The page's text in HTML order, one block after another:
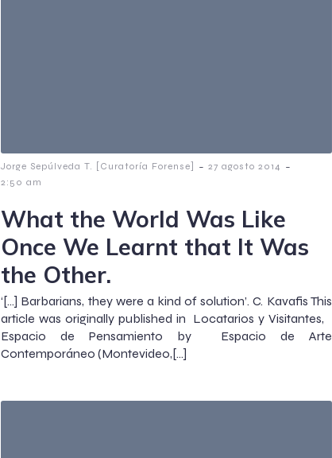
Jorge Sepúlveda T. [Curatoría Forense] - 27 agosto 2014 -
2:50 am
What the World Was Like
Once We Learnt that It Was
the Other.
‘[…] Barbarians, they were a kind of solution’. C. Kavafis This
article was originally published in Locatarios y Visitantes, ​​
Espacio de Pensamiento by Espacio de Arte
Contemporáneo (Montevideo,[…]